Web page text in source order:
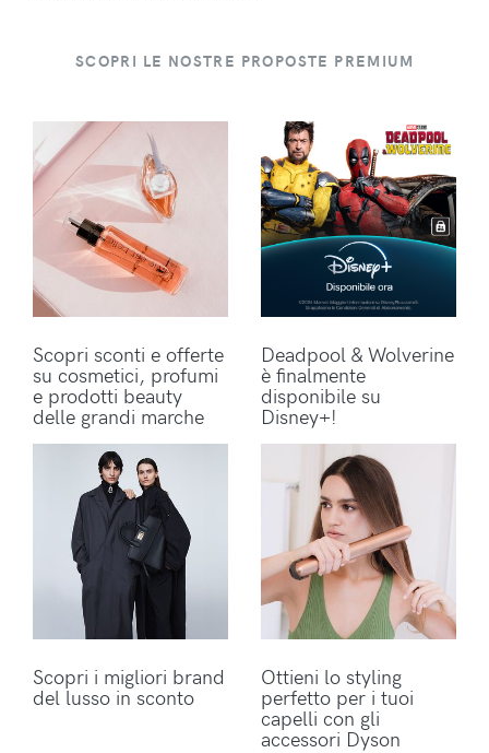
SCOPRI LE NOSTRE PROPOSTE PREMIUM
Scopri sconti e offerte
su cosmetici, profumi
e prodotti beauty
delle grandi marche
Deadpool & Wolverine
è finalmente
disponibile su
Disney+!
Scopri i migliori brand
del lusso in sconto
Ottieni lo styling
perfetto per i tuoi
capelli con gli
accessori Dyson